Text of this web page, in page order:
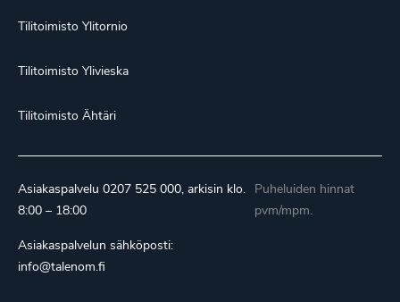
Tilitoimisto Ylitornio
Tilitoimisto Ylivieska
Tilitoimisto Ähtäri
Asiakaspalvelu 0207 525 000, arkisin klo.
8:00 – 18:00
Asiakaspalvelun sähköposti:
info@talenom.fi
Puheluiden hinnat
pvm/mpm.